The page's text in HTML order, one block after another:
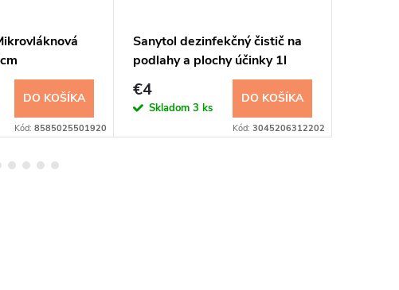
DO KOŠÍKA
Kód: 8585025501920
Sanytol dezinfekčný čistič na
podlahy a plochy účinky 1l
€4
Skladom 3 ks
DO KOŠÍKA
Kód: 3045206312202